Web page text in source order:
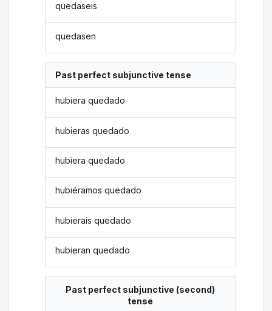
quedaseis
quedasen
Past perfect subjunctive tense
hubiera quedado
hubieras quedado
hubiera quedado
hubiéramos quedado
hubierais quedado
hubieran quedado
Past perfect subjunctive (second)
tense